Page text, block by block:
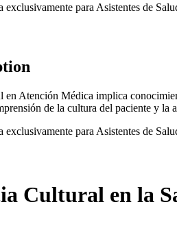
exclusivamente para Asistentes de
Atención Médica implica
de la cultura del paciente y la
exclusivamente para Asistentes de
Cultural en la